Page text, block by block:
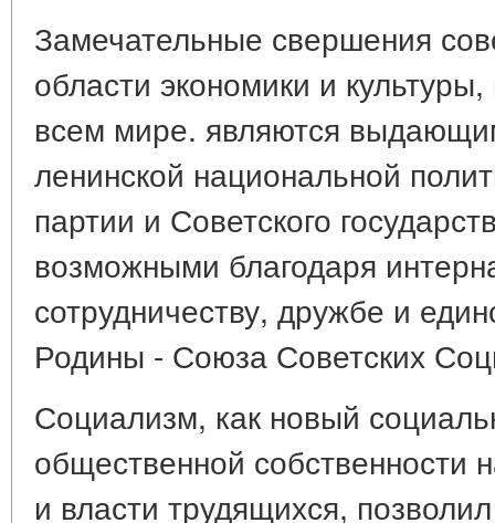
Замечательные свершения
области экономики и
всем мире. являются
ленинской национальной
партии и Советского
возможными благодаря
сотрудничеству, дружбе и
Родины - Союза Советских
Социализм, как новый
общественной собственности
и власти трудящихся,